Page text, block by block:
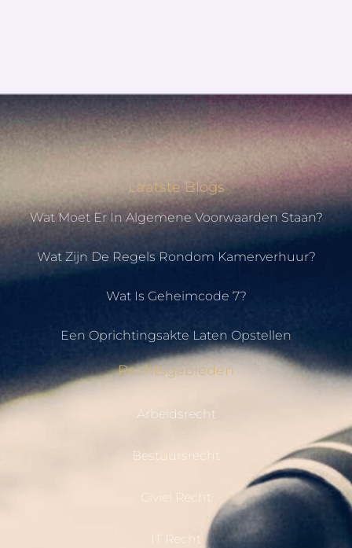
Laatste Blogs
Wat Moet Er In Algemene Voorwaarden Staan?
Wat Zijn De Regels Rondom Kamerverhuur?
Wat Is Geheimcode 7?
Een Oprichtingsakte Laten Opstellen
Rechtsgebieden
Arbeidsrecht
Bestuursrecht
Civiel Recht
IT Recht